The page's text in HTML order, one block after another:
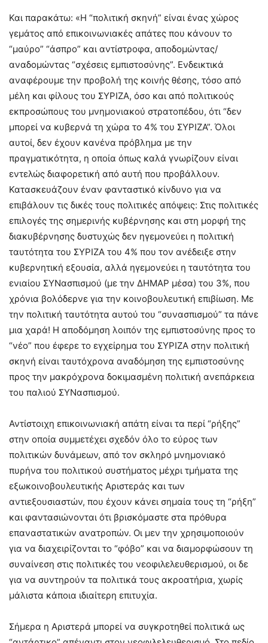
Και παρακάτω: «Η “πολιτική σκηνή” είναι ένας χώρος
γεμάτος από επικοινωνιακές απάτες που κάνουν το
“μαύρο” “άσπρο” και αντίστροφα, αποδομώντας/
αναδομώντας “σχέσεις εμπιστοσύνης”. Ενδεικτικά
αναφέρουμε την προβολή της κοινής θέσης, τόσο από
μέλη και φίλους του ΣΥΡΙΖΑ, όσο και από πολιτικούς
εκπροσώπους του μνημονιακού στρατοπέδου, ότι “δεν
μπορεί να κυβερνά τη χώρα το 4% του ΣΥΡΙΖΑ”. Όλοι
αυτοί, δεν έχουν κανένα πρόβλημα με την
πραγματικότητα, η οποία όπως καλά γνωρίζουν είναι
εντελώς διαφορετική από αυτή που προβάλλουν.
Κατασκευάζουν έναν φανταστικό κίνδυνο για να
επιβάλουν τις δικές τους πολιτικές απόψεις: Στις πολιτικές
επιλογές της σημερινής κυβέρνησης και στη μορφή της
διακυβέρνησης δυστυχώς δεν ηγεμονεύει η πολιτική
ταυτότητα του ΣΥΡΙΖΑ του 4% που τον ανέδειξε στην
κυβερνητική εξουσία, αλλά ηγεμονεύει η ταυτότητα του
ενιαίου ΣΥΝασπισμού (με την ΔΗΜΑΡ μέσα) του 3%, που
χρόνια βολόδερνε για την κοινοβουλευτική επιβίωση. Με
την πολιτική ταυτότητα αυτού του “συνασπισμού” τα πάνε
μια χαρά! Η αποδόμηση λοιπόν της εμπιστοσύνης προς το
“νέο” που έφερε το εγχείρημα του ΣΥΡΙΖΑ στην πολιτική
σκηνή είναι ταυτόχρονα αναδόμηση της εμπιστοσύνης
προς την μακρόχρονα δοκιμασμένη πολιτική ανεπάρκεια
του παλιού ΣΥΝασπισμού.
Αντίστοιχη επικοινωνιακή απάτη είναι τα περί “ρήξης”
στην οποία συμμετέχει σχεδόν όλο το εύρος των
πολιτικών δυνάμεων, από τον σκληρό μνημονιακό
πυρήνα του πολιτικού συστήματος μέχρι τμήματα της
εξωκοινοβουλευτικής Αριστεράς και των
αντιεξουσιαστών, που έχουν κάνει σημαία τους τη “ρήξη”
και φαντασιώνονται ότι βρισκόμαστε στα πρόθυρα
επαναστατικών ανατροπών. Οι μεν την χρησιμοποιούν
για να διαχειρίζονται το “φόβο” και να διαμορφώσουν τη
συναίνεση στις πολιτικές του νεοφιλελευθερισμού, οι δε
για να συντηρούν τα πολιτικά τους ακροατήρια, χωρίς
μάλιστα κάποια ιδιαίτερη επιτυχία.
Σήμερα η Αριστερά μπορεί να συγκροτηθεί πολιτικά ως